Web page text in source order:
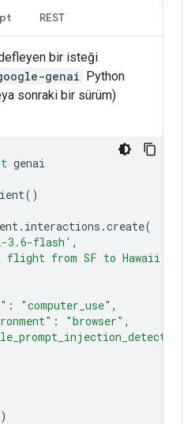
REST
bir isteği
genai Python
sonraki bir sürüm)
genai
()
. interactions .create(
3.6-flash' ,
flight from SF to Hawaii on
: "computer_use" ,
: "browser" ,
)